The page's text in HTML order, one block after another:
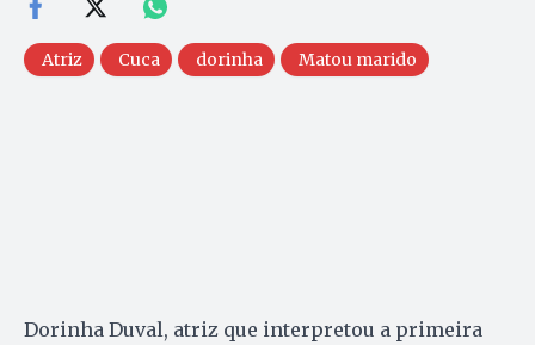
Atriz Cuca dorinha Matou marido
Dorinha Duval, atriz que interpretou a primeira